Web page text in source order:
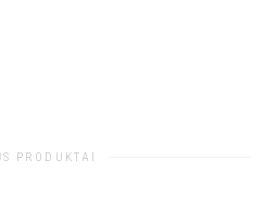
PRODUKTAI